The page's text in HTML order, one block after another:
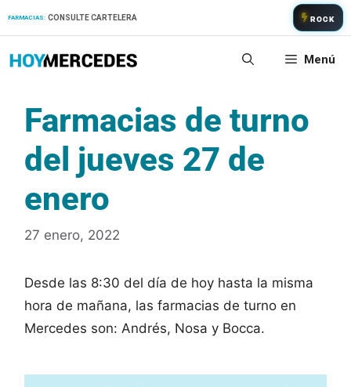
FARMACIAS: CONSULTE CARTELERA ROCK
Menú
Farmacias de turno
del jueves 27 de
enero
27 enero, 2022
Desde las 8:30 del día de hoy hasta la misma
hora de mañana, las farmacias de turno en
Mercedes son: Andrés, Nosa y Bocca.